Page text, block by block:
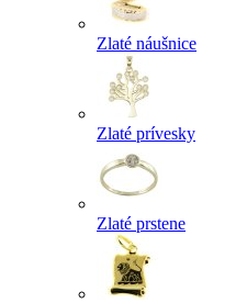
Zlaté náušnice
Zlaté prívesky
Zlaté prstene